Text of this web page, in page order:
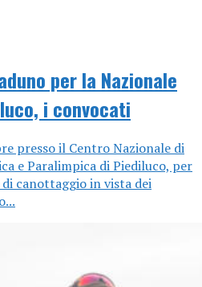
per la Nazionale
i convocati
presso il Centro Nazionale di
e Paralimpica di Piediluco, per
canottaggio in vista dei